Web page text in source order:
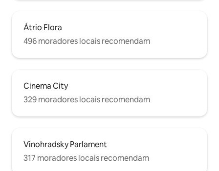
Átrio Flora
496 moradores locais recomendam
Cinema City
329 moradores locais recomendam
Vinohradsky Parlament
317 moradores locais recomendam